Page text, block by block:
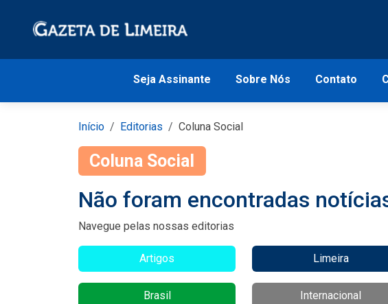
Seja Assinante Sobre Nós Contato
Início Editorias Coluna Social
Coluna Social
Não foram encontradas
Navegue pelas nossas editorias
Artigos Limeira
Brasil Internacional